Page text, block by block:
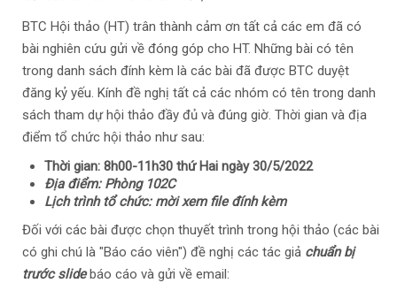
BTC Hội thảo (HT) trân thành cảm ơn tất cả các em đã có
bài nghiên cứu gửi về đóng góp cho HT. Những bài có tên
trong danh sách đính kèm là các bài đã được BTC duyệt
đăng kỷ yếu. Kính đề nghị tất cả các nhóm có tên trong danh
sách tham dự hội thảo đầy đủ và đúng giờ. Thời gian và địa
điểm tổ chức hội thảo như sau:
Thời gian: 8h00-11h30 thứ Hai ngày 30/5/2022
Địa điểm: Phòng 102C
Lịch trình tổ chức: mời xem file đính kèm
Đối với các bài được chọn thuyết trình trong hội thảo (các bài
có ghi chú là "Báo cáo viên") đề nghị các tác giả chuẩn bị
trước slidebáo cáo và gửi về email: